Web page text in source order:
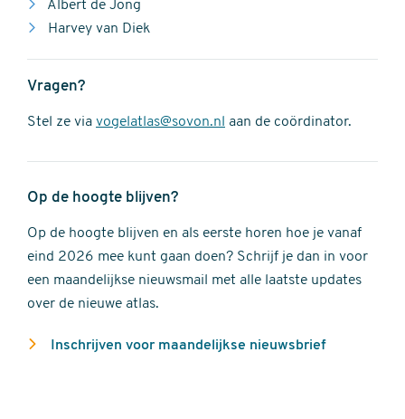
Albert de Jong
Harvey van Diek
Vragen?
Stel ze via vogelatlas@sovon.nl aan de coördinator.
Op de hoogte blijven?
Op de hoogte blijven en als eerste horen hoe je vanaf
eind 2026 mee kunt gaan doen? Schrijf je dan in voor
een maandelijkse nieuwsmail met alle laatste updates
over de nieuwe atlas.
Inschrijven voor maandelijkse nieuwsbrief